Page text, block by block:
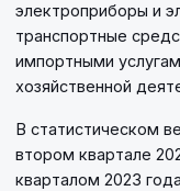
электроприборы и
транспортные
импортными
хозяйственной
В статистическом
втором квартале
кварталом 2023